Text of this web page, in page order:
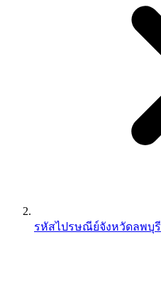
รหัสไปรษณีย์จังหวัดลพบุรี